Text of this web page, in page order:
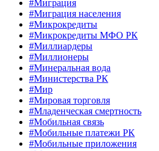
#Миграция
#Миграция населения
#Микрокредиты
#Микрокредиты МФО РК
#Миллиардеры
#Миллионеры
#Минеральная вода
#Министерства РК
#Мир
#Мировая торговля
#Младенческая смертность
#Мобильная связь
#Мобильные платежи РК
#Мобильные приложения